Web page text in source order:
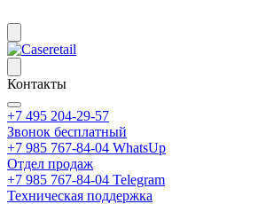
Контакты
+7 495 204-29-57
Звонок бесплатный
+7 985 767-84-04 WhatsUp
Отдел продаж
+7 985 767-84-04 Telegram
Техническая поддержка